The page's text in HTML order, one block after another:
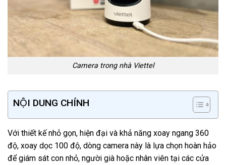
Camera trong nhà Viettel
NỘI DUNG CHÍNH
Với thiết kế nhỏ gọn, hiện đại và khả năng xoay ngang 360
độ, xoay dọc 100 độ, dòng camera này là lựa chọn hoàn hảo
để giám sát con nhỏ, người già hoặc nhân viên tại các cửa